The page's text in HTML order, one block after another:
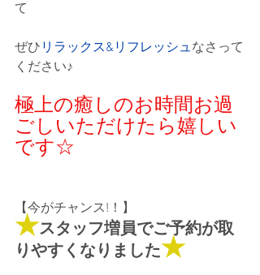
て
ぜひ リラックス&リフレッシュなさって
ください♪
極上の癒しのお時間お過
ごしいただけたら嬉しい
です☆
【今がチャンス!！】
★スタッフ増員でご予約が取
りやすくなりました★